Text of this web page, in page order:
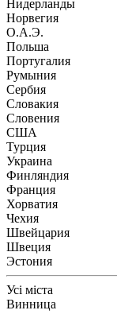
Нидерланды
Норвегия
О.А.Э.
Польша
Португалия
Румыния
Сербия
Словакия
Словения
США
Турция
Украина
Финляндия
Франция
Хорватия
Чехия
Швейцария
Швеция
Эстония
Усі міста
Винница